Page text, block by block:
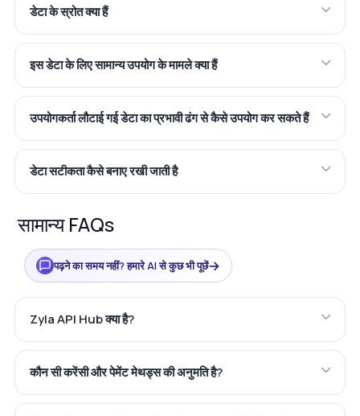
डेटा के स्रोत क्या हैं
इस डेटा के लिए सामान्य उपयोग के मामले क्या हैं
उपयोगकर्ता लौटाई गई डेटा का प्रभावी ढंग से कैसे उपयोग कर सकते हैं
डेटा सटीकता कैसे बनाए रखी जाती है
सामान्य FAQs
पढ़ने का समय नहीं? हमारे AI से कुछ भी पूछें→
Zyla API Hub क्या है?
कौन सी करेंसी और पेमेंट मेथड्स की अनुमति है?